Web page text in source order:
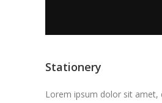
Stationery
Lorem ipsum dolor sit amet,